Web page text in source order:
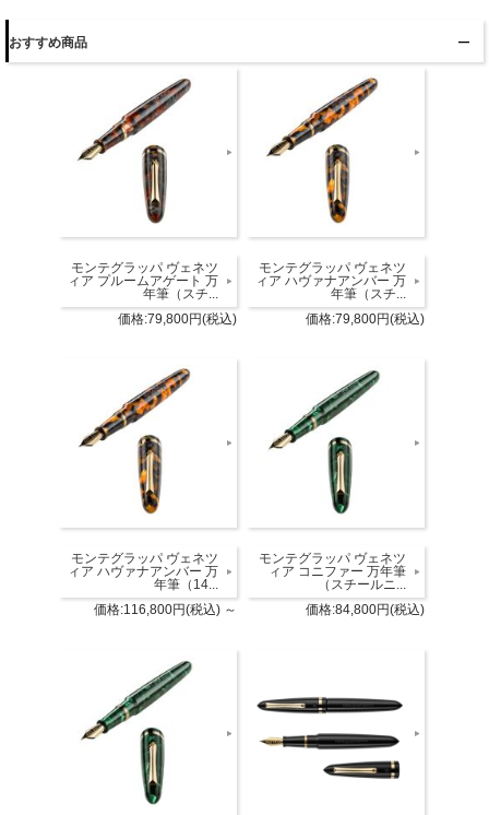
おすすめ商品
モンテグラッパ ヴェネツ
ィア プルームアゲート 万
年筆（スチ...
価格:79,800円(税込)
モンテグラッパ ヴェネツ
ィア ハヴァナアンバー 万
年筆（スチ...
価格:79,800円(税込)
モンテグラッパ ヴェネツ
ィア ハヴァナアンバー 万
年筆（14...
価格:116,800円(税込) ～
モンテグラッパ ヴェネツ
ィア コニファー 万年筆
（スチールニ...
価格:84,800円(税込)